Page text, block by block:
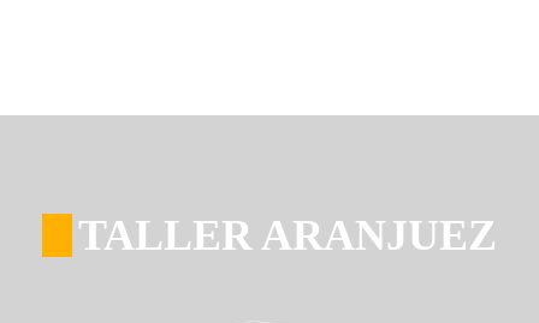
TALLER ARANJUEZ